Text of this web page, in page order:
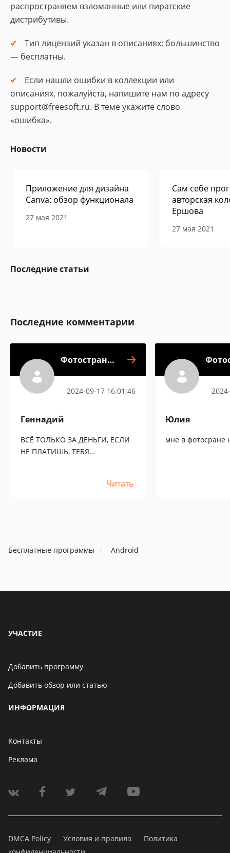
распространяем взломанные или пиратские
дистрибутивы.
Тип лицензий указан в описаниях: большинство
— бесплатны.
Если нашли ошибки в коллекции или
описаниях, пожалуйста, напишите нам по адресу
support@freesoft.ru. В теме укажите слово
«ошибка».
Новости
Приложение для дизайна
Canva: обзор функционала
27 мая 2021
Сам себе
авторская
Ершова
27 мая 2021
Последние статьи
Последние комментарии
Фотострана -
2024-09-17 16:01:46
Геннадий
ВСЁ ТОЛЬКО ЗА ДЕНЬГИ, ЕСЛИ
НЕ ПЛАТИШЬ, ТЕБЯ
Читать
Юлия
мне в фотосране
Бесплатные программы Android
УЧАСТИЕ
Добавить программу
Добавить обзор или статью
ИНФОРМАЦИЯ
Контакты
Реклама
DMCA Policy Условия и правила
Политика